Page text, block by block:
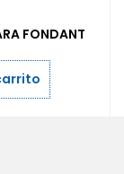
FONDANT